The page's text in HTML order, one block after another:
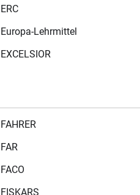
ERC
Europa-Lehrmittel
EXCELSIOR
FAHRER
FAR
FACO
FISKARS